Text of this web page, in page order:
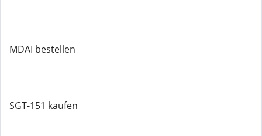
MDAI bestellen
SGT-151 kaufen